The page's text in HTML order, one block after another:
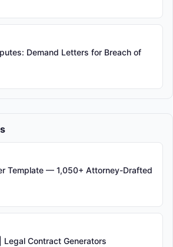
Demand Letters for Breach of
Template — 1,050+ Attorney-Drafted
Legal Contract Generators